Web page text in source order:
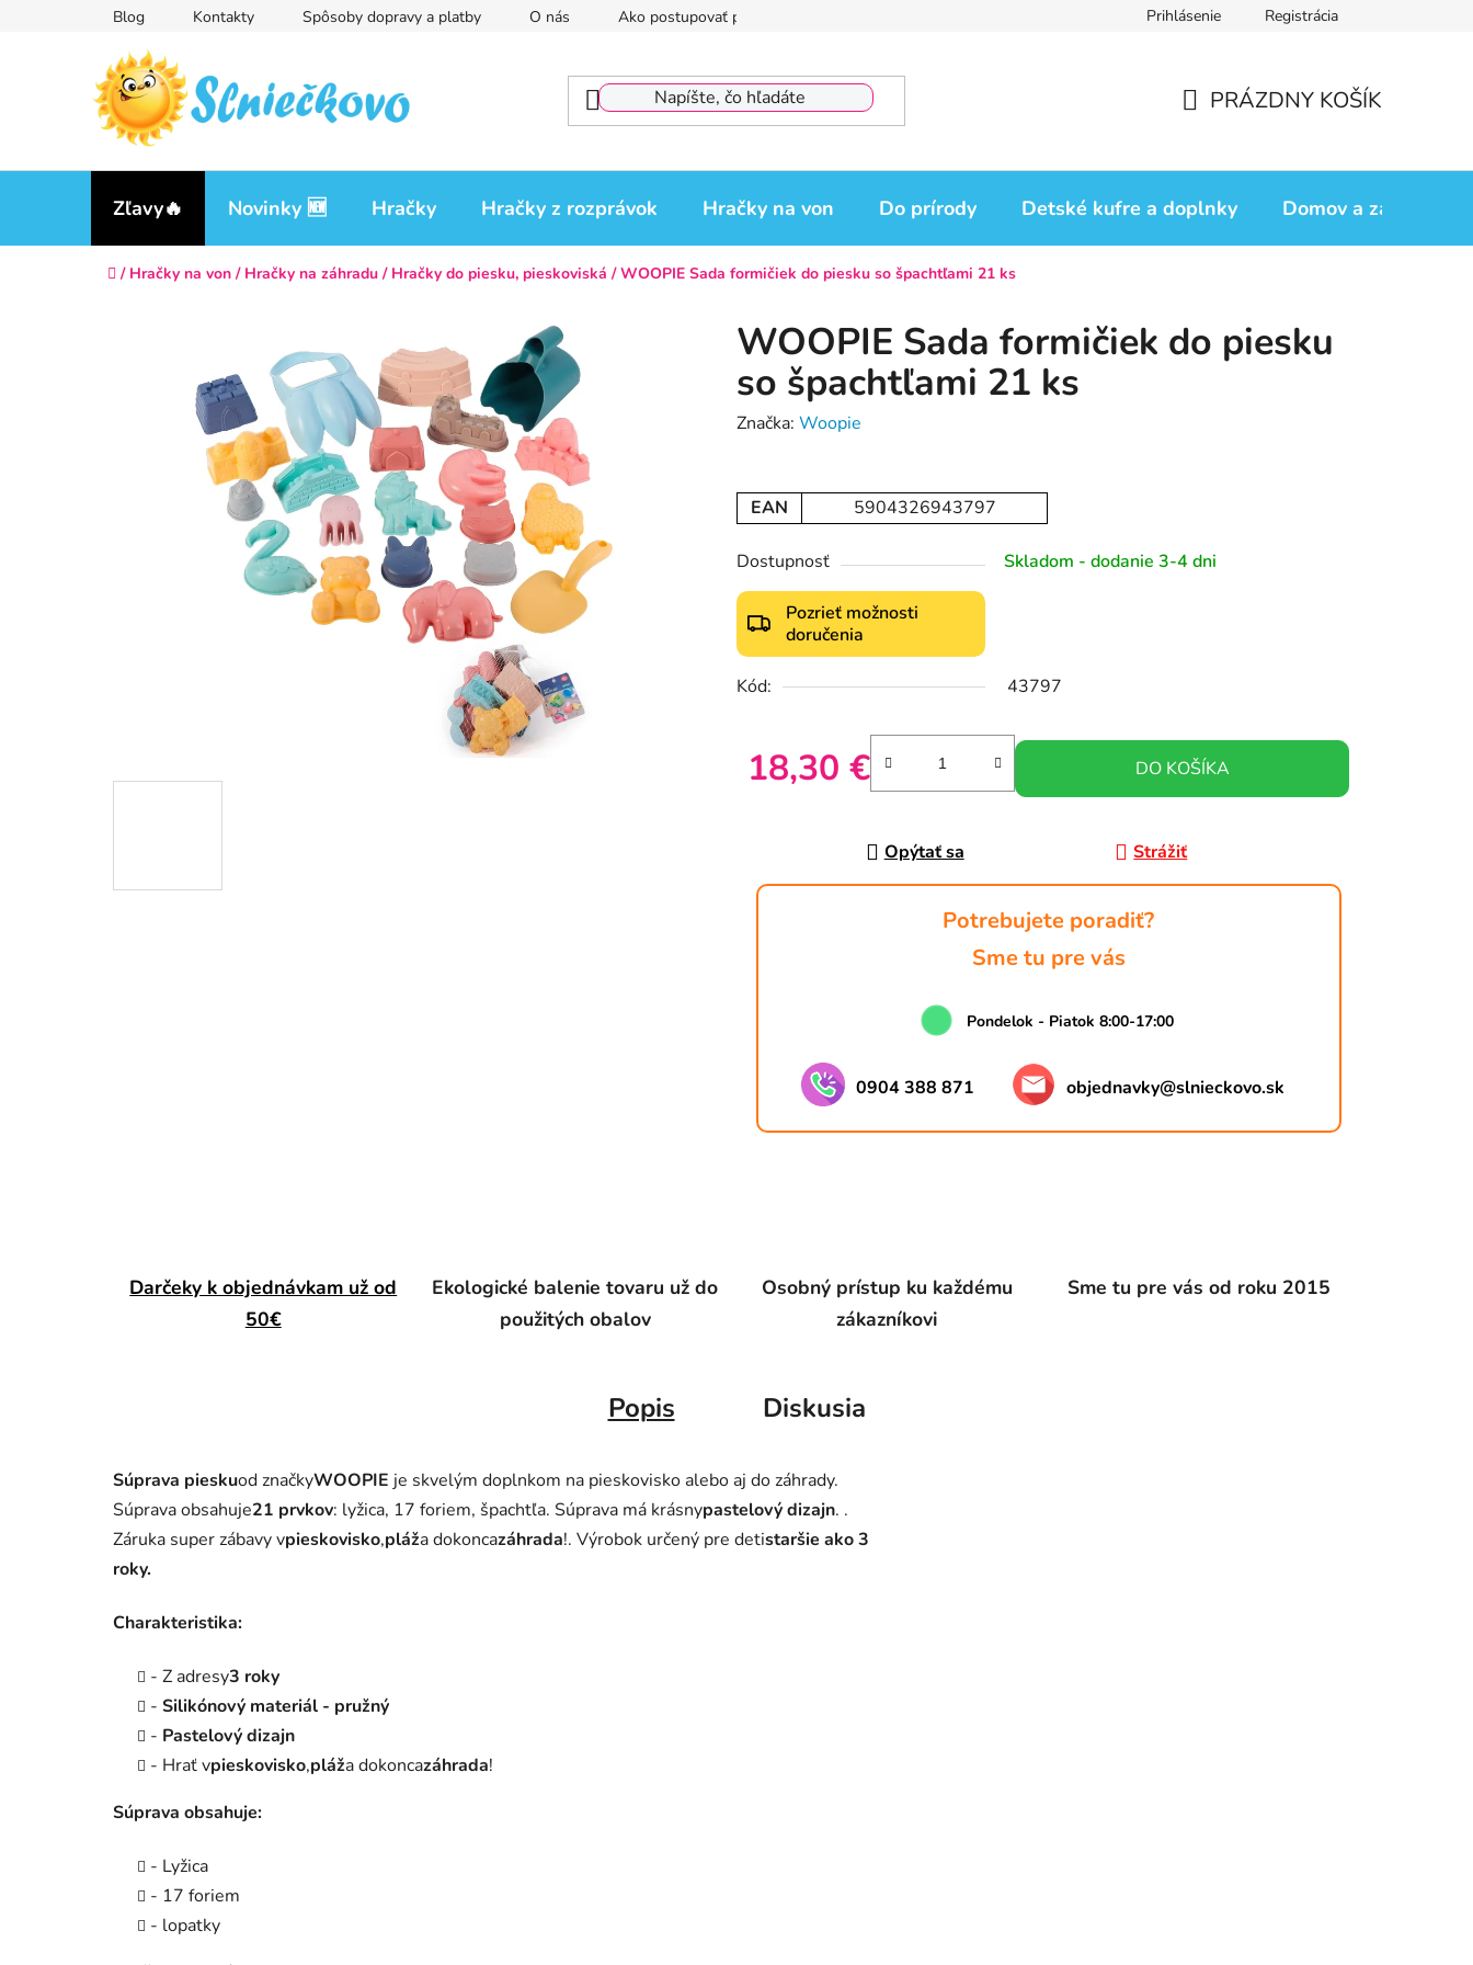
Blog Kontakty Spôsoby dopravy a platby O nás Ako postupovať pri reklamácii Vrátenie tovaru Obchodné podmienky
Prihlásenie Registrácia
KOŠÍK
PRÁZDNY KOŠÍK
Zľavy🔥 Novinky 🆕 Hračky Hračky z rozprávok Hračky na von Do prírody Detské kufre a doplnky Domov a záhrada
Domov
/ Hračky na von / Hračky na záhradu / Hračky do piesku, pieskoviská / WOOPIE Sada formičiek do piesku so špachtľami 21 ks
WOOPIE Sada formičiek do piesku
so špachtľami 21 ks
Značka: Woopie
EAN 5904326943797
Dostupnosť Skladom - dodanie 3-4 dni
Pozrieť možnosti
doručenia
Kód: 43797
18,30 € DO KOŠÍKA
Opýtať sa Strážiť
Potrebujete poradiť?
Sme tu pre vás
Pondelok - Piatok 8:00-17:00
0904 388 871 objednavky@slnieckovo.sk
Darčeky k objednávkam už od
50€
Ekologické balenie tovaru už do
použitých obalov
Osobný prístup ku každému
zákazníkovi
Sme tu pre vás od roku 2015
Popis Diskusia
Súprava pieskuod značkyWOOPIE je skvelým doplnkom na pieskovisko alebo aj do záhrady.
Súprava obsahuje21 prvkov: lyžica, 17 foriem, špachtľa. Súprava má krásnypastelový dizajn. .
Záruka super zábavy vpieskovisko,pláža dokoncazáhrada!. Výrobok určený pre detistaršie ako 3
roky.
Charakteristika:
- Z adresy3 roky
- Silikónový materiál - pružný
- Pastelový dizajn
- Hrať vpieskovisko,pláža dokoncazáhrada!
Súprava obsahuje:
- Lyžica
- 17 foriem
- lopatky